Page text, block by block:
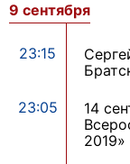
9 сентября
23:15
23:05
14
2019»